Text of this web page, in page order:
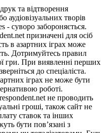
та відтворення
аудіовізуальних творів
- суворо забороняється.
призначені для осіб
в азартних іграх може
Дотримуйтесь правил
гри. При виявленні перших
до спеціаліста.
іграх не може бути
роботі.
не проводить
гроші, також сайт не
ставок та інших
бути пов’язані з